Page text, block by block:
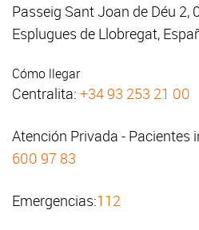
Passeig Sant Joan de Déu 2,
Esplugues de Llobregat,
Cómo llegar
Centralita: +34 93 253 21 00
Atención Privada - Pacientes
600 97 83
Emergencias:112